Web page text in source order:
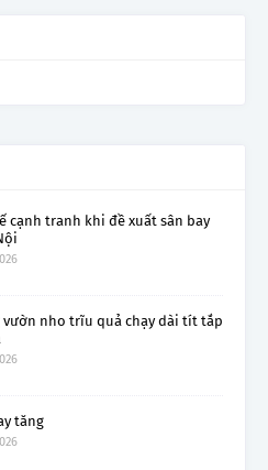
cạnh tranh khi đề xuất sân bay
vườn nho trĩu quả chạy dài tít tắp
tăng